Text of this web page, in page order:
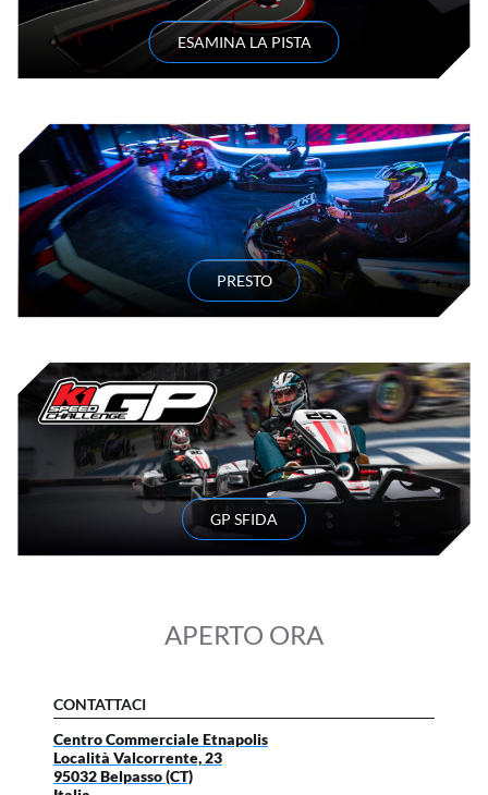
ESAMINA LA PISTA
PRESTO
GP SFIDA
APERTO ORA
CONTATTACI
Centro Commerciale Etnapolis
Località Valcorrente, 23
95032Belpasso(CT)